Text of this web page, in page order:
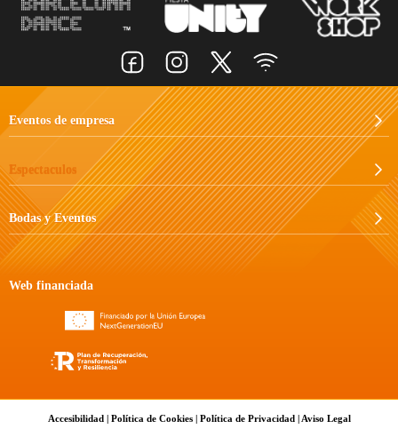
Web financiada
Eventos de empresa
Espectaculos
Bodas y Eventos
Accesibilidad| Política de Cookies| Política de Privacidad| Aviso Legal